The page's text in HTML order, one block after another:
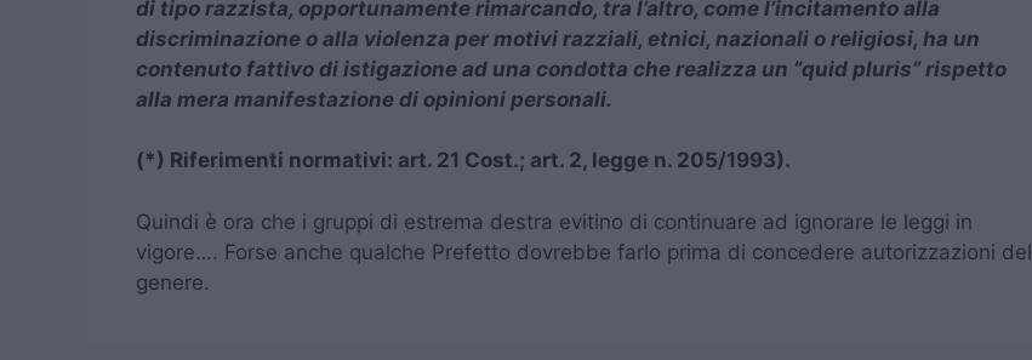
di tipo razzista, opportunamente rimarcando, tra l’altro, come l’incitamento alla
discriminazione o alla violenza per motivi razziali, etnici, nazionali o religiosi, ha un
contenuto fattivo di istigazione ad una condotta che realizza un “quid pluris” rispetto
alla mera manifestazione di opinioni personali.
(*) Riferimenti normativi: art. 21 Cost.; art. 2, legge n. 205/1993).
Quindi è ora che i gruppi di estrema destra evitino di continuare ad ignorare le leggi in
vigore…. Forse anche qualche Prefetto dovrebbe farlo prima di concedere autorizzazioni del
genere.